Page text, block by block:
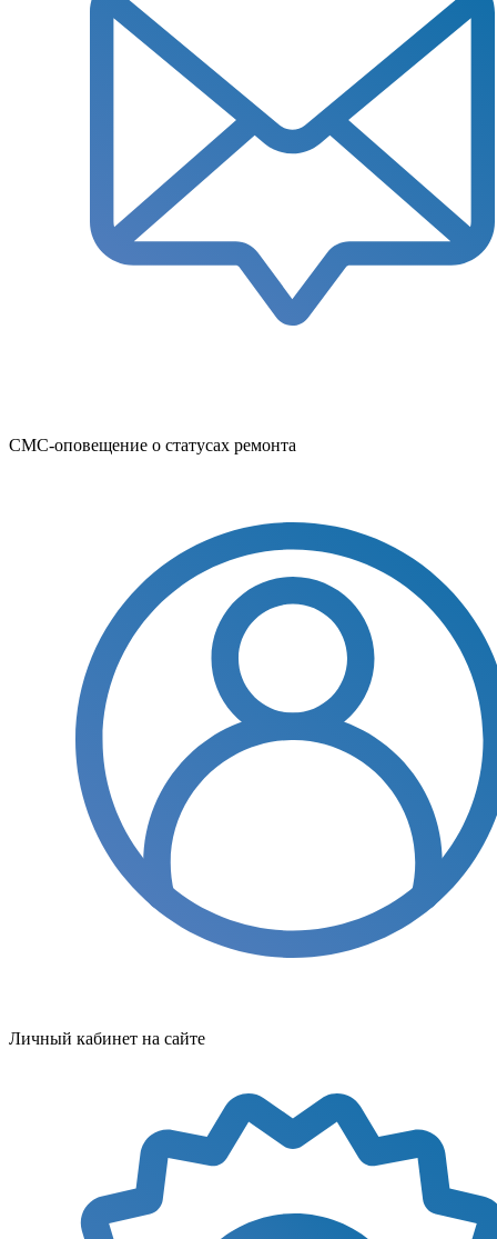
СМС-оповещение о статусах ремонта
Личный кабинет на сайте